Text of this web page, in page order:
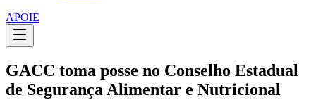
APOIE
GACC toma posse no Conselho Estadual
de Segurança Alimentar e Nutricional